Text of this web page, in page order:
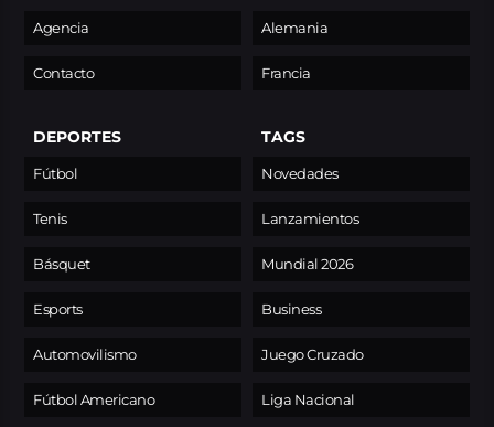
Agencia
Contacto
Alemania
Francia
DEPORTES
Fútbol
Tenis
Básquet
Esports
Automovilismo
Fútbol Americano
TAGS
Novedades
Lanzamientos
Mundial 2026
Business
Juego Cruzado
Liga Nacional